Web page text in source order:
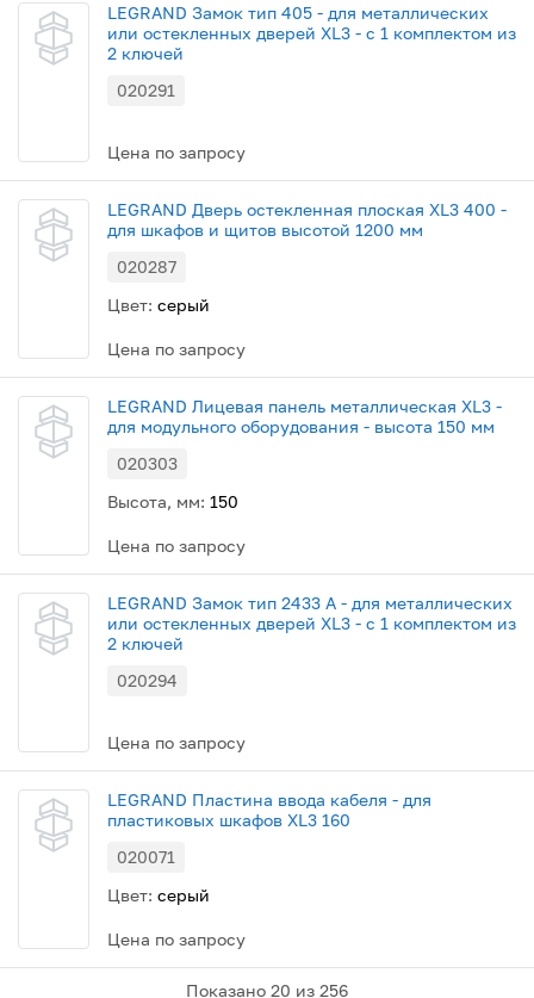
LEGRAND Замок тип 405 - для металлических
или остекленных дверей XL3 - с 1 комплектом из
2 ключей
020291
Цена по запросу
LEGRAND Дверь остекленная плоская XL3 400 -
для шкафов и щитов высотой 1200 мм
020287
Цвет: серый
Цена по запросу
LEGRAND Лицевая панель металлическая XL3 -
для модульного оборудования - высота 150 мм
020303
Высота, мм: 150
Цена по запросу
LEGRAND Замок тип 2433 A - для металлических
или остекленных дверей XL3 - с 1 комплектом из
2 ключей
020294
Цена по запросу
LEGRAND Пластина ввода кабеля - для
пластиковых шкафов XL3 160
020071
Цвет: серый
Цена по запросу
Показано 20 из 256